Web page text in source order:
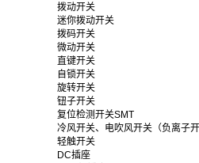
拨动开关
迷你拨动开关
拨码开关
微动开关
直键开关
自锁开关
旋转开关
钮子开关
复位检测开关SMT
冷风开关、电吹风开关（负离子开
轻触开关
DC插座